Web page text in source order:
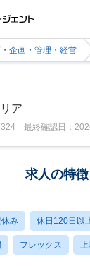
企画・管理・経営
ア
最終確認日：
求人の特徴
み 休日120日以
フレックス